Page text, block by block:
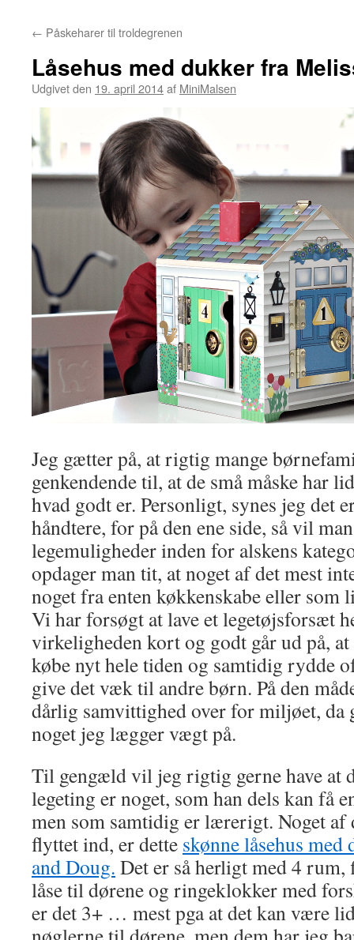
← Påskeharer til troldegrenen
Låsehus med dukker fra
Udgivet den 19. april 2014af MiniMalsen
Jeg gætter på, at rigtig mange
genkendende til, at de små måske har
hvad godt er. Personligt, synes jeg det
håndtere, for på den ene side, så vil
legemuligheder inden for alskens
opdager man tit, at noget af det mest
noget fra enten køkkenskabe eller som
Vi har forsøgt at lave et legetøjsforsæt
virkeligheden kort og godt går ud på, at
købe nyt hele tiden og samtidig rydde
give det væk til andre børn. På den
dårlig samvittighed over for miljøet, da
noget jeg lægger vægt på.
Til gengæld vil jeg rigtig gerne have at
legeting er noget, som han dels kan få
men som samtidig er lærerigt. Noget af
flyttet ind, er dette skønne låsehus
and Doug. Det er så herligt med 4
låse til dørene og ringeklokker med
er det 3+ … mest pga at det kan være